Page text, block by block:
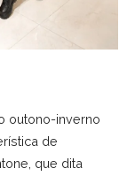
outono-inverno
de
que dita